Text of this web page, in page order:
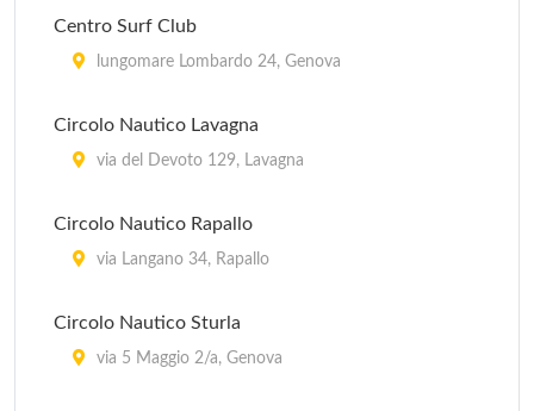
Centro Surf Club
lungomare Lombardo 24, Genova
Circolo Nautico Lavagna
via del Devoto 129, Lavagna
Circolo Nautico Rapallo
via Langano 34, Rapallo
Circolo Nautico Sturla
via 5 Maggio 2/a, Genova